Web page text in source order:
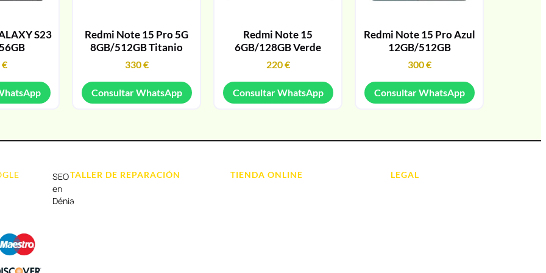
S23
€
Redmi Note 15 Pro 5G
8GB/512GB Titanio
330€
Consultar WhatsApp
Redmi Note 15
6GB/128GB Verde
220€
Consultar WhatsApp
Redmi Note 15 Pro Azul
12GB/512GB
300€
Consultar WhatsApp
SEO
en
Dénia
TALLER DE REPARACIÓN
Reparación de Tablets
TIENDA ONLINE LEGAL